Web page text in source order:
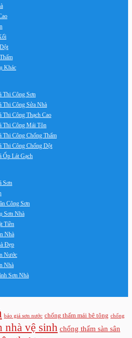
Khác
Thi Công Sơn
Thi Công Sửa Nhà
Thi Công Thạch Cao
Thi Công Mái Tôn
Thi Công Chống Thấm
Thi Công Chống Dột
Ốp Lát Gạch
Sơn
Công Sơn
Sơn Nhà
Tiền
Nhà
Đẹp
Nước
Nhà
Sơn Nhà
báo giá sơn nước chống thấm mái bê tông chống
nhà vệ sinh chống thấm sàn sân